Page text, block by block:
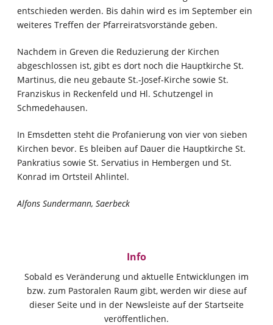
entschieden werden. Bis dahin wird es im September ein
weiteres Treffen der Pfarreiratsvorstände geben.
Nachdem in Greven die Reduzierung der Kirchen
abgeschlossen ist, gibt es dort noch die Hauptkirche St.
Martinus, die neu gebaute St.-Josef-Kirche sowie St.
Franziskus in Reckenfeld und Hl. Schutzengel in
Schmedehausen.
In Emsdetten steht die Profanierung von vier von sieben
Kirchen bevor. Es bleiben auf Dauer die Hauptkirche St.
Pankratius sowie St. Servatius in Hembergen und St.
Konrad im Ortsteil Ahlintel.
Alfons Sundermann, Saerbeck
Info
Sobald es Veränderung und aktuelle Entwicklungen im
bzw. zum Pastoralen Raum gibt, werden wir diese auf
dieser Seite und in der Newsleiste auf der Startseite
veröffentlichen.